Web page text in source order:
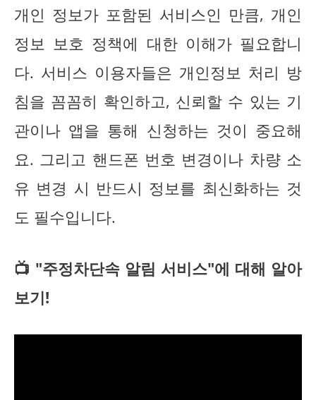
개인 정보가 포함된 서비스인 만큼, 개인
정보 보호 정책에 대한 이해가 필요합니
다. 서비스 이용자들은 개인정보 처리 방
침을 꼼꼼히 확인하고, 신뢰할 수 있는 기
관이나 앱을 통해 신청하는 것이 중요해
요. 그리고 핸드폰 번호 변경이나 차량 소
유 변경 시 반드시 정보를 최신화하는 것
도 필수입니다.
📺 "주정차단속 알림 서비스"에 대해 알아
보기!